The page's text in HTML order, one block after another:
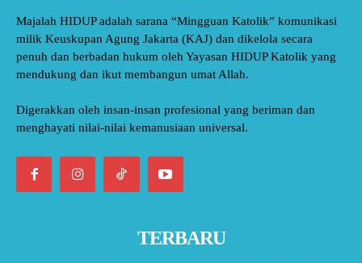
Majalah HIDUP adalah sarana “Mingguan Katolik” komunikasi
milik Keuskupan Agung Jakarta (KAJ) dan dikelola secara
penuh dan berbadan hukum oleh Yayasan HIDUP Katolik yang
mendukung dan ikut membangun umat Allah.
Digerakkan oleh insan-insan profesional yang beriman dan
menghayati nilai-nilai kemanusiaan universal.
TERBARU